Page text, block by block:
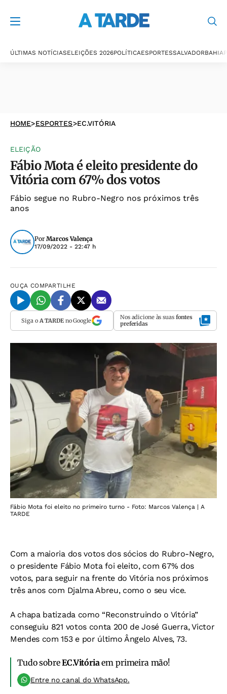
ÚLTIMAS NOTÍCIASELEIÇÕES 2026POLÍTICAESPORTESSALVADORBAHIA
HOME>ESPORTES>EC.VITÓRIA
ELEIÇÃO
Fábio Mota é eleito presidente do
Vitória com 67% dos votos
Fábio segue no Rubro-Negro nos próximos três
anos
Por Marcos Valença
17/09/2022 - 22:47 h
OUÇA COMPARTILHE
Siga o A TARDEno Google Nos adicione às suas fontes
preferidas
Fábio Mota foi eleito no primeiro turno - Foto: Marcos Valença | A
TARDE
Com a maioria dos votos dos sócios do Rubro-Negro,
o presidente Fábio Mota foi eleito, com 67% dos
votos, para seguir na frente do Vitória nos próximos
três anos com Djalma Abreu, como o seu vice.
A chapa batizada como “Reconstruindo o Vitória”
conseguiu 821 votos conta 200 de José Guerra, Victor
Mendes com 153 e por último Ângelo Alves, 73.
Tudo sobreEC.Vitóriaem primeira mão!
Entre no canal do WhatsApp.